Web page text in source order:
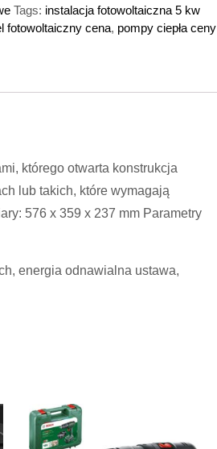
Tags: instalacja fotowoltaiczna 5 kw
fotowoltaiczny cena, pompy ciepła ceny
którego otwarta konstrukcja
lub takich, które wymagają
576 x 359 x 237 mm Parametry
energia odnawialna ustawa,